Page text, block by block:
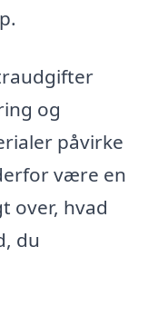
og
påvirke
være en
over, hvad
du